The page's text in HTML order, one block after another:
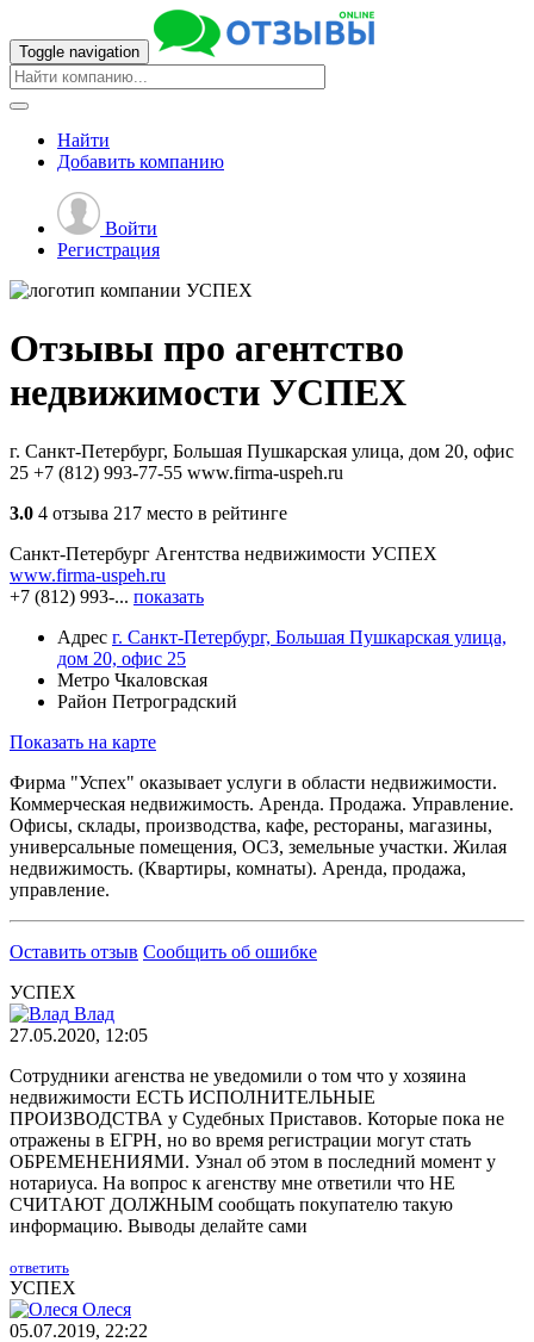
Toggle navigation
Найти
Добавить компанию
Войти
Регистрация
Отзывы про агентство
недвижимости УСПЕХ
г. Санкт-Петербург, Большая Пушкарская улица, дом 20, офис
25 +7 (812) 993-77-55 www.firma-uspeh.ru
3.0 4 отзыва 217 место в рейтинге
Санкт-Петербург Агентства недвижимости УСПЕХ
www.firma-uspeh.ru
+7 (812) 993-... показать
Адрес г. Санкт-Петербург, Большая Пушкарская улица,
дом 20, офис 25
Метро Чкаловская
Район Петроградский
Показать на карте
Фирма "Успех" оказывает услуги в области недвижимости.
Коммерческая недвижимость. Аренда. Продажа. Управление.
Офисы, склады, производства, кафе, рестораны, магазины,
универсальные помещения, ОСЗ, земельные участки. Жилая
недвижимость. (Квартиры, комнаты). Аренда, продажа,
управление.
Оставить отзыв Сообщить об ошибке
УСПЕХ
Влад
27.05.2020, 12:05
Сотрудники агенства не уведомили о том что у хозяина
недвижимости ЕСТЬ ИСПОЛНИТЕЛЬНЫЕ
ПРОИЗВОДСТВА у Судебных Приставов. Которые пока не
отражены в ЕГРН, но во время регистрации могут стать
ОБРЕМЕНЕНИЯМИ. Узнал об этом в последний момент у
нотариуса. На вопрос к агенству мне ответили что НЕ
СЧИТАЮТ ДОЛЖНЫМ сообщать покупателю такую
информацию. Выводы делайте сами
ответить
УСПЕХ
Олеся
05.07.2019, 22:22